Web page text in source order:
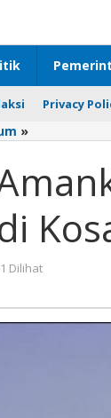
Privacy
»
Haram
Merk
Kosan
Dilihat